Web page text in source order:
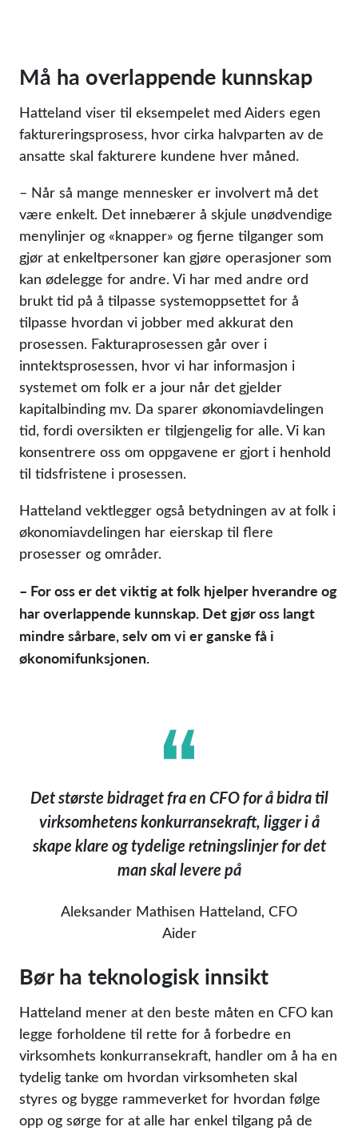
Må ha overlappende kunnskap
Hatteland viser til eksempelet med Aiders egen
faktureringsprosess, hvor cirka halvparten av de
ansatte skal fakturere kundene hver måned.
– Når så mange mennesker er involvert må det
være enkelt. Det innebærer å skjule unødvendige
menylinjer og «knapper» og fjerne tilganger som
gjør at enkeltpersoner kan gjøre operasjoner som
kan ødelegge for andre. Vi har med andre ord
brukt tid på å tilpasse systemoppsettet for å
tilpasse hvordan vi jobber med akkurat den
prosessen. Fakturaprosessen går over i
inntektsprosessen, hvor vi har informasjon i
systemet om folk er a jour når det gjelder
kapitalbinding mv. Da sparer økonomiavdelingen
tid, fordi oversikten er tilgjengelig for alle. Vi kan
konsentrere oss om oppgavene er gjort i henhold
til tidsfristene i prosessen.
Hatteland vektlegger også betydningen av at folk i
økonomiavdelingen har eierskap til flere
prosesser og områder.
– For oss er det viktig at folk hjelper hverandre og
har overlappende kunnskap. Det gjør oss langt
mindre sårbare, selv om vi er ganske få i
økonomifunksjonen.
Det største bidraget fra en CFO for å bidra til
virksomhetens konkurransekraft, ligger i å
skape klare og tydelige retningslinjer for det
man skal levere på
Aleksander Mathisen Hatteland, CFO
Aider
Bør ha teknologisk innsikt
Hatteland mener at den beste måten en CFO kan
legge forholdene til rette for å forbedre en
virksomhets konkurransekraft, handler om å ha en
tydelig tanke om hvordan virksomheten skal
styres og bygge rammeverket for hvordan følge
opp og sørge for at alle har enkel tilgang på de